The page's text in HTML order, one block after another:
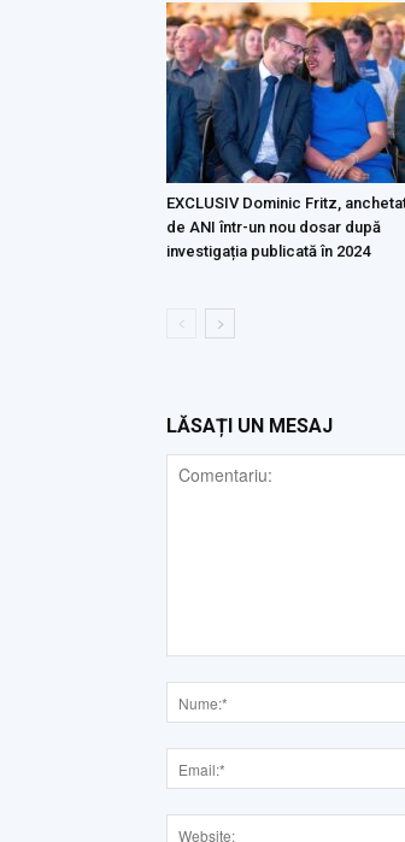
EXCLUSIV Dominic Fritz,
de ANI într-un nou dosar după
investigația publicată în 2024
LĂSAȚI UN MESAJ